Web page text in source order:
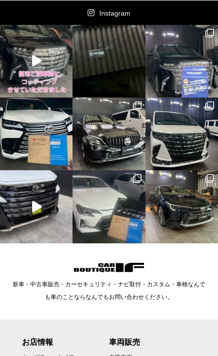
Instagram
新車・中古車販売・カーセキュリティ・ナビ取付・カスタム・車検なんで
も車のことならなんでもお問い合わせください。
お店情報 車両販売